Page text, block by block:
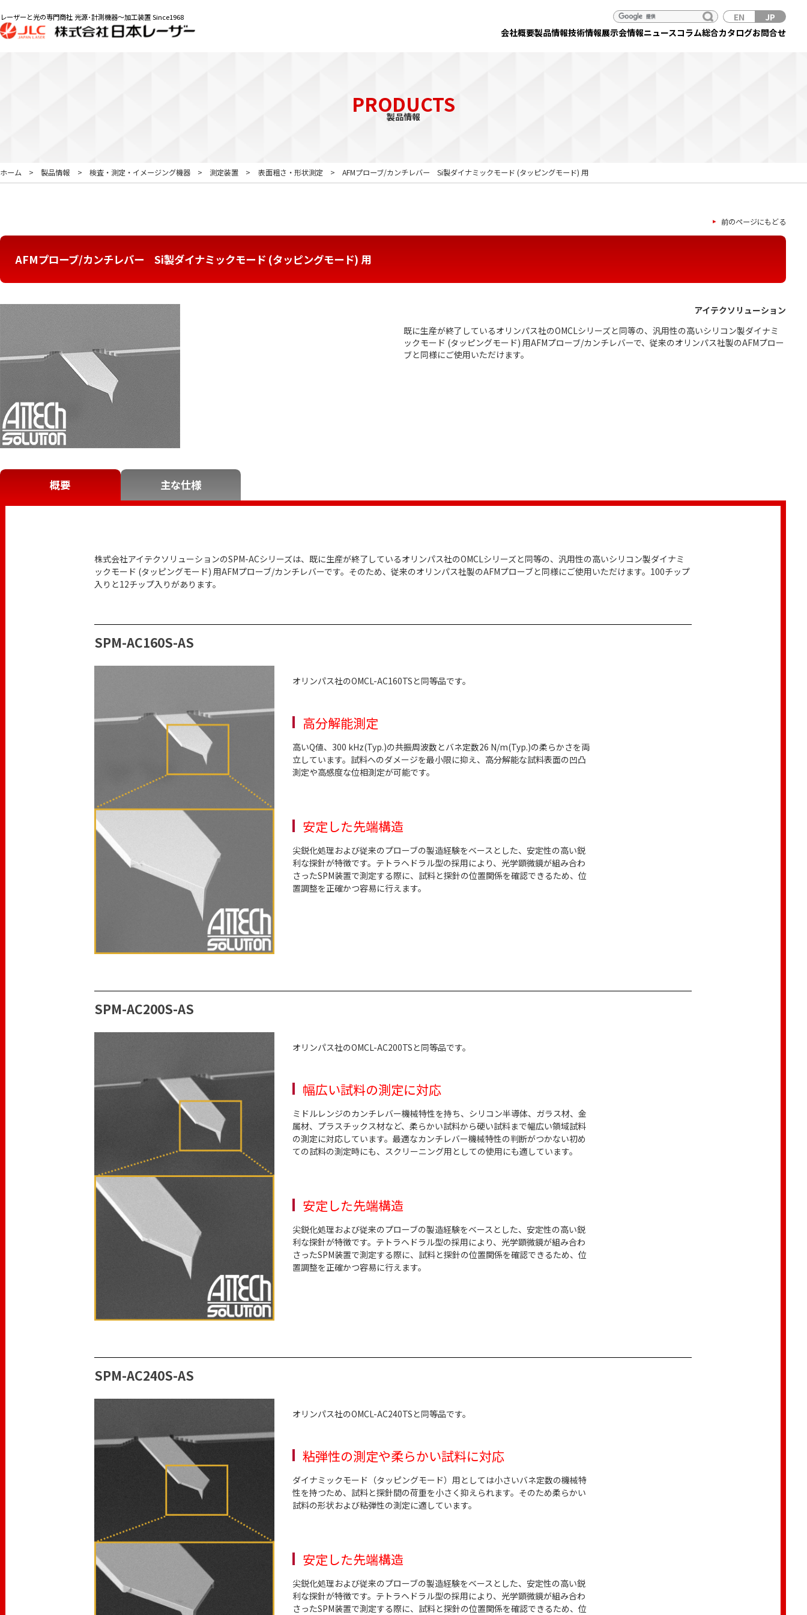
レーザーと光の専門商社 光源･計測機器～加工装置 Since1968
会社概要製品情報技術情報展示会情報ニュースコラム総合カタログお問合せ
EN JP
PRODUCTS
製品情報
ホーム 製品情報 検査・測定・イメージング機器 測定装置 表面粗さ・形状測定 AFMプローブ/カンチレバー Si製ダイナミックモード (タッピングモード) 用
前のページにもどる
AFMプローブ/カンチレバー Si製ダイナミックモード (タッピングモード) 用
アイテクソリューション
既に生産が終了しているオリンパス社のOMCLシリーズと同等の、汎用性の高いシリコン製ダイナミ
ックモード (タッピングモード) 用AFMプローブ/カンチレバーで、従来のオリンパス社製のAFMプロー
ブと同様にご使用いただけます。
概要 主な仕様
株式会社アイテクソリューションのSPM-ACシリーズは、既に生産が終了しているオリンパス社のOMCLシリーズと同等の、汎用性の高いシリコン製ダイナミ
ックモード (タッピングモード) 用AFMプローブ/カンチレバーです。そのため、従来のオリンパス社製のAFMプローブと同様にご使用いただけます。100チップ
入りと12チップ入りがあります。
SPM-AC160S-AS
オリンパス社のOMCL-AC160TSと同等品です。
高分解能測定
高いQ値、300 kHz(Typ.)の共振周波数とバネ定数26 N/m(Typ.)の柔らかさを両
立しています。試料へのダメージを最小限に抑え、高分解能な試料表面の凹凸
測定や高感度な位相測定が可能です。
安定した先端構造
尖鋭化処理および従来のプローブの製造経験をベースとした、安定性の高い鋭
利な探針が特徴です。テトラヘドラル型の採用により、光学顕微鏡が組み合わ
さったSPM装置で測定する際に、試料と探針の位置関係を確認できるため、位
置調整を正確かつ容易に行えます。
SPM-AC200S-AS
オリンパス社のOMCL-AC200TSと同等品です。
幅広い試料の測定に対応
ミドルレンジのカンチレバー機械特性を持ち、シリコン半導体、ガラス材、金
属材、プラスチックス材など、柔らかい試料から硬い試料まで幅広い領域試料
の測定に対応しています。最適なカンチレバー機械特性の判断がつかない初め
ての試料の測定時にも、スクリーニング用としての使用にも適しています。
安定した先端構造
尖鋭化処理および従来のプローブの製造経験をベースとした、安定性の高い鋭
利な探針が特徴です。テトラヘドラル型の採用により、光学顕微鏡が組み合わ
さったSPM装置で測定する際に、試料と探針の位置関係を確認できるため、位
置調整を正確かつ容易に行えます。
SPM-AC240S-AS
オリンパス社のOMCL-AC240TSと同等品です。
粘弾性の測定や柔らかい試料に対応
ダイナミックモード（タッピングモード）用としては小さいバネ定数の機械特
性を持つため、試料と探針間の荷重を小さく抑えられます。そのため柔らかい
試料の形状および粘弾性の測定に適しています。
安定した先端構造
尖鋭化処理および従来のプローブの製造経験をベースとした、安定性の高い鋭
利な探針が特徴です。テトラヘドラル型の採用により、光学顕微鏡が組み合わ
さったSPM装置で測定する際に、試料と探針の位置関係を確認できるため、位